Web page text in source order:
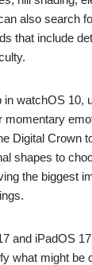
also search
that include
in watchOS 10,
momentary
Digital Crown
shapes to
the biggest
and iPadOS
what might be